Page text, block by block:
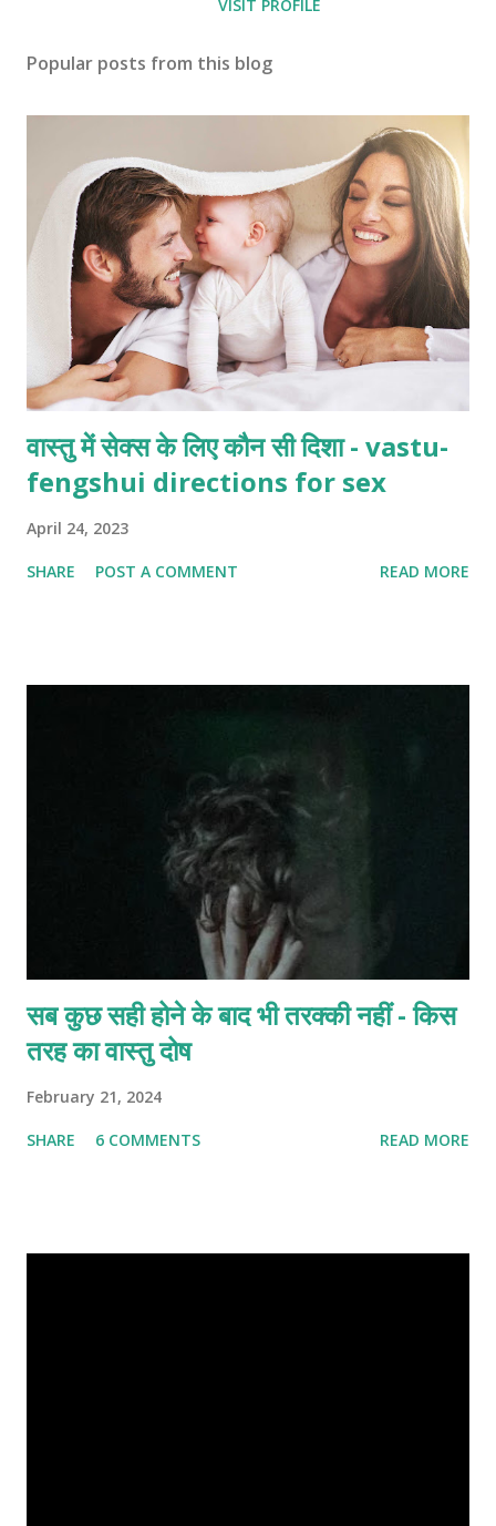
VISIT PROFILE
Popular posts from this blog
वास्तु में सेक्स के लिए कौन सी दिशा - vastu-
fengshui directions for sex
April 24, 2023
SHARE POST A COMMENT READ MORE
सब कुछ सही होने के बाद भी तरक्की नहीं - किस
तरह का वास्तु दोष
February 21, 2024
SHARE 6 COMMENTS READ MORE